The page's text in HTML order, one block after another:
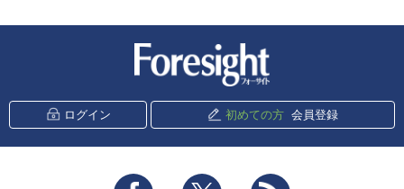
ログイン 初めての方 会員登録
Facebook Twitter